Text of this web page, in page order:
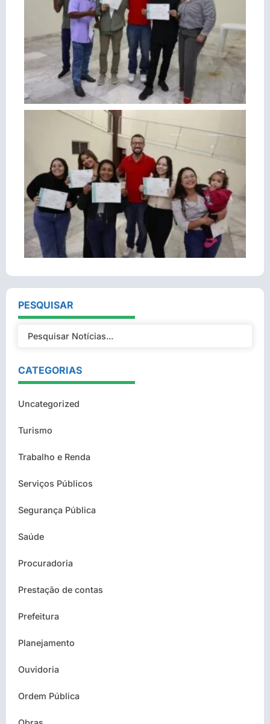
PESQUISAR
CATEGORIAS
Uncategorized
Turismo
Trabalho e Renda
Serviços Públicos
Segurança Pública
Saúde
Procuradoria
Prestação de contas
Prefeitura
Planejamento
Ouvidoria
Ordem Pública